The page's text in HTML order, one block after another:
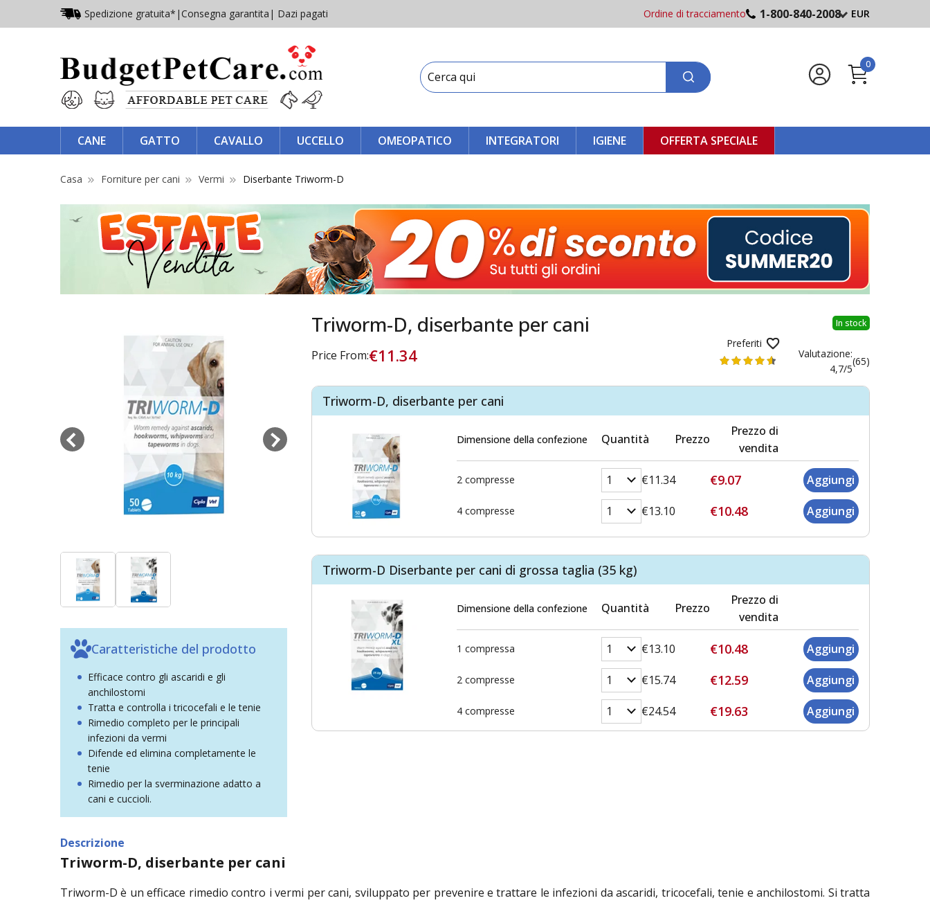
Spedizione gratuita* |Consegna garantita | Dazi pagati Ordine di tracciamento 1-800-840-2008 EUR
0
CANE GATTO CAVALLO UCCELLO OMEOPATICO INTEGRATORI IGIENE OFFERTA SPECIALE
Casa Forniture per cani Vermi Diserbante Triworm-D
Caratteristiche del prodotto
Efficace contro gli ascaridi e gli
anchilostomi
Tratta e controlla i tricocefali e le tenie
Rimedio completo per le principali
infezioni da vermi
Difende ed elimina completamente le
tenie
Rimedio per la sverminazione adatto a
cani e cuccioli.
In stock
Triworm-D, diserbante per cani
Price From:€11.34
Preferiti
Valutazione:
4,7/5
(65)
Triworm-D, diserbante per cani
Dimensione della confezione Quantità Prezzo
Prezzo di
vendita
2 compresse €11.34 €9.07
4 compresse €13.10 €10.48
Triworm-D Diserbante per cani di grossa taglia (35 kg)
Dimensione della confezione Quantità Prezzo
Prezzo di
vendita
1 compressa €13.10 €10.48
2 compresse €15.74 €12.59
4 compresse €24.54 €19.63
Descrizione
Triworm-D, diserbante per cani
Triworm-D è un efficace rimedio contro i vermi per cani, sviluppato per prevenire e trattare le infezioni da ascaridi, tricocefali, tenie e anchilostomi. Si tratta